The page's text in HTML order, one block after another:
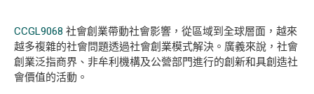
CCGL9068 社會創業帶動社會影響， 從區域到全球層面，越來
越多複雜的社會問題透過社會創業模式解決。廣義來說，社會
創業泛指商界、非牟利機構及公營部門進行的創新和具創造社
會價值的活動。